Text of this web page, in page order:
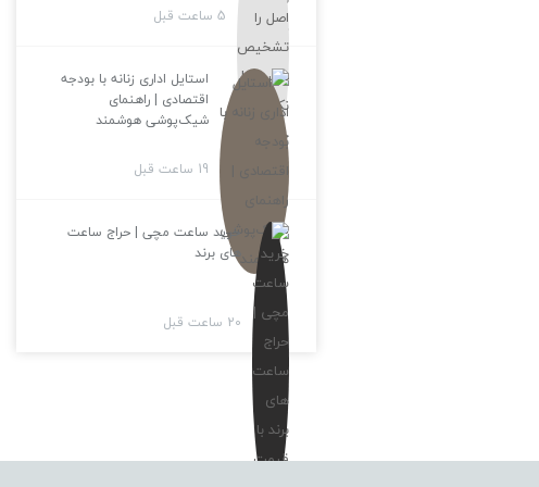
5 ساعت قبل
استایل اداری زنانه با بودجه
اقتصادی | راهنمای
شیک‌پوشی هوشمند
19 ساعت قبل
خرید ساعت مچی | حراج ساعت
های برند
20 ساعت قبل